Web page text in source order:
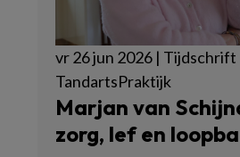
vr 26 jun 2026 | Tijdschrift
TandartsPraktijk
Marjan van
zorg, lef en